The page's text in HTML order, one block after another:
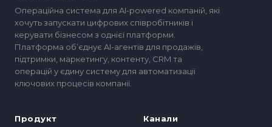
Операційна система для AI-powered компаній, які
хочуть запускати цифрових співробітників і
керувати бізнесом з однієї платформи.
Платформа обʼєднує AI-агентів для продажів,
підтримки, маркетингу, контенту, CRM та
операцій у єдину систему для автоматизації
ключових процесів компанії.
Продукт Канали